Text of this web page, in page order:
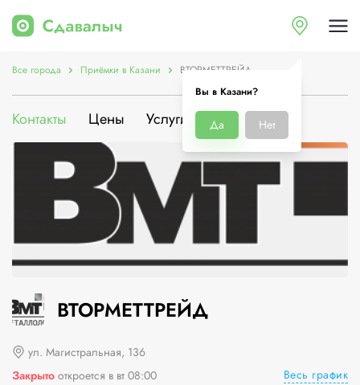
Вы в Казани?
Да Нет
Все города Приёмки в Казани ВТОРМЕТТРЕЙД
Контакты Цены Услуги О компании
ВТОРМЕТТРЕЙД
ул. Магистральная, 136
Закрыто откроется в вт 08:00 Весь график